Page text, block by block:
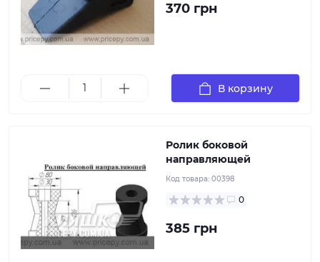
370 грн
В корзину
ролика: 80 мм
Ролик боковой
направляющей
Код товара: 00398
0
385 грн